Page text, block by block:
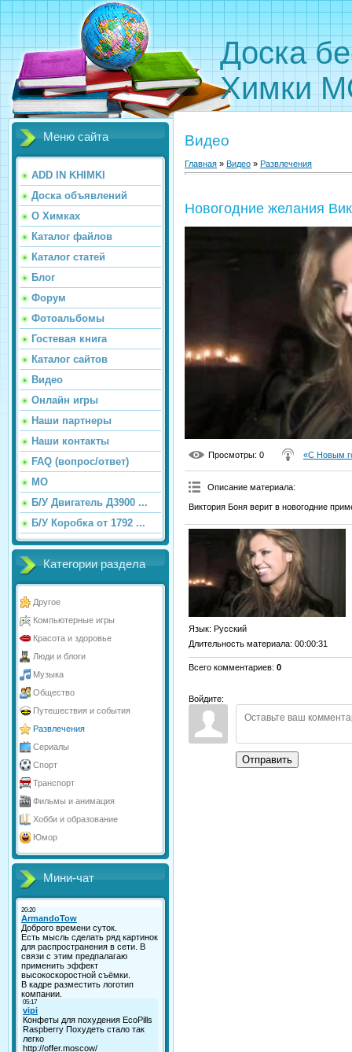
Доска
Химки
Меню сайта
ADD IN KHIMKI
Доска объявлений
О Химках
Каталог файлов
Каталог статей
Блог
Форум
Фотоальбомы
Гостевая книга
Каталог сайтов
Видео
Онлайн игры
Наши партнеры
Наши контакты
FAQ (вопрос/ответ)
МО
Б/У Двигатель Д3900 ...
Б/У Коробка от 1792 ...
Категории раздела
Другое
Компьютерные игры
Красота и здоровье
Люди и блоги
Музыка
Общество
Путешествия и события
Развлечения
Сериалы
Спорт
Транспорт
Фильмы и анимация
Хобби и образование
Юмор
Мини-чат
Видео
Главная » Видео » Развлечения
Новогодние желания
Просмотры: 0 «С Новым
Описание материала:
Виктория Боня верит в новогодние
Язык: Русский
Длительность материала: 00:00:31
Всего комментариев: 0
Войдите:
Отправить